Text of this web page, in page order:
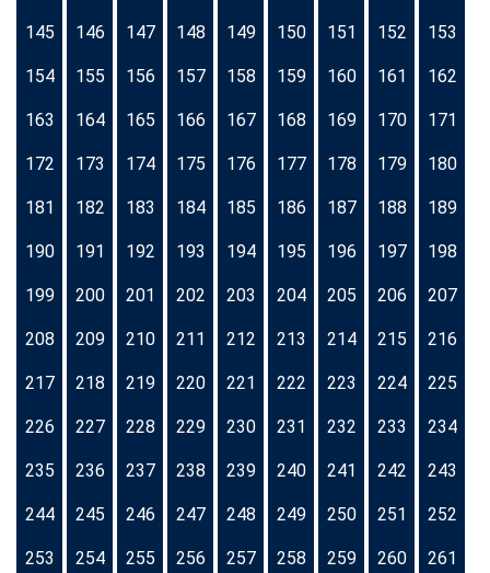
145 146 147 148 149 150 151 152 153
154 155 156 157 158 159 160 161 162
163 164 165 166 167 168 169 170 171
172 173 174 175 176 177 178 179 180
181 182 183 184 185 186 187 188 189
190 191 192 193 194 195 196 197 198
199 200 201 202 203 204 205 206 207
208 209 210 211 212 213 214 215 216
217 218 219 220 221 222 223 224 225
226 227 228 229 230 231 232 233 234
235 236 237 238 239 240 241 242 243
244 245 246 247 248 249 250 251 252
253 254 255 256 257 258 259 260 261